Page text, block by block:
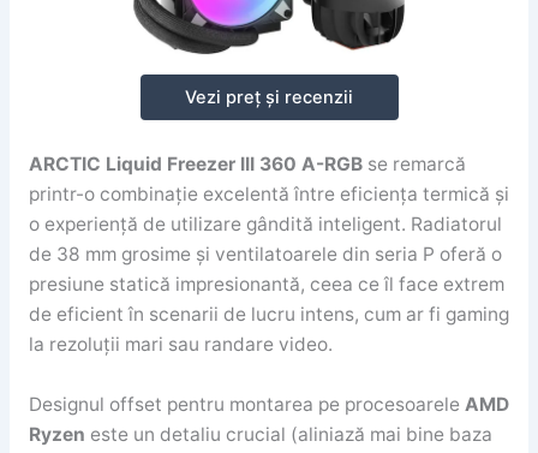
Vezi preț și recenzii
ARCTIC Liquid Freezer III 360 A-RGBse remarcă
printr-o combinație excelentă între eficiența termică și
o experiență de utilizare gândită inteligent. Radiatorul
de 38 mm grosime și ventilatoarele din seria P oferă o
presiune statică impresionantă, ceea ce îl face extrem
de eficient în scenarii de lucru intens, cum ar fi gaming
la rezoluții mari sau randare video.
Designul offset pentru montarea pe procesoarele AMD
Ryzen este un detaliu crucial (aliniază mai bine baza